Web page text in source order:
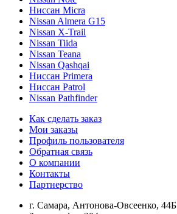
Ниссан Micra
Nissan Almera G15
Nissan X-Trail
Nissan Tiida
Nissan Teana
Nissan Qashqai
Ниссан Primera
Ниссан Patrol
Nissan Pathfinder
Как сделать заказ
Мои заказы
Профиль пользователя
Обратная связь
О компании
Контакты
Партнерство
г. Самара, Антонова-Овсеенко, 44Б